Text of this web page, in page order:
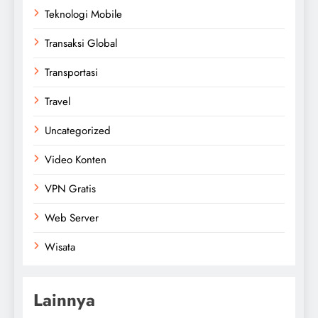
Teknologi Mobile
Transaksi Global
Transportasi
Travel
Uncategorized
Video Konten
VPN Gratis
Web Server
Wisata
Lainnya